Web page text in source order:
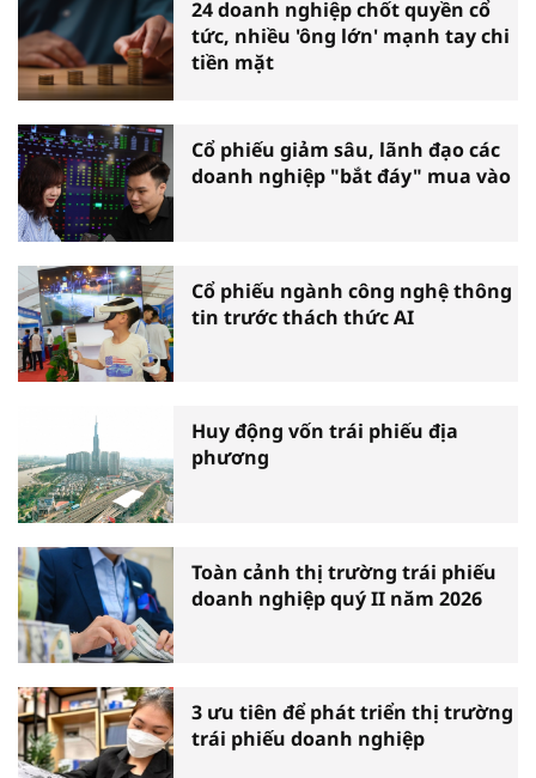
24 doanh nghiệp chốt quyền cổ
tức, nhiều 'ông lớn' mạnh tay chi
tiền mặt
Cổ phiếu giảm sâu, lãnh đạo các
doanh nghiệp "bắt đáy" mua vào
Cổ phiếu ngành công nghệ thông
tin trước thách thức AI
Huy động vốn trái phiếu địa
phương
Toàn cảnh thị trường trái phiếu
doanh nghiệp quý II năm 2026
3 ưu tiên để phát triển thị trường
trái phiếu doanh nghiệp